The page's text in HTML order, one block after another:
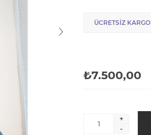
ÜCRETSIZ KARGO
₺7.500,00
+
-